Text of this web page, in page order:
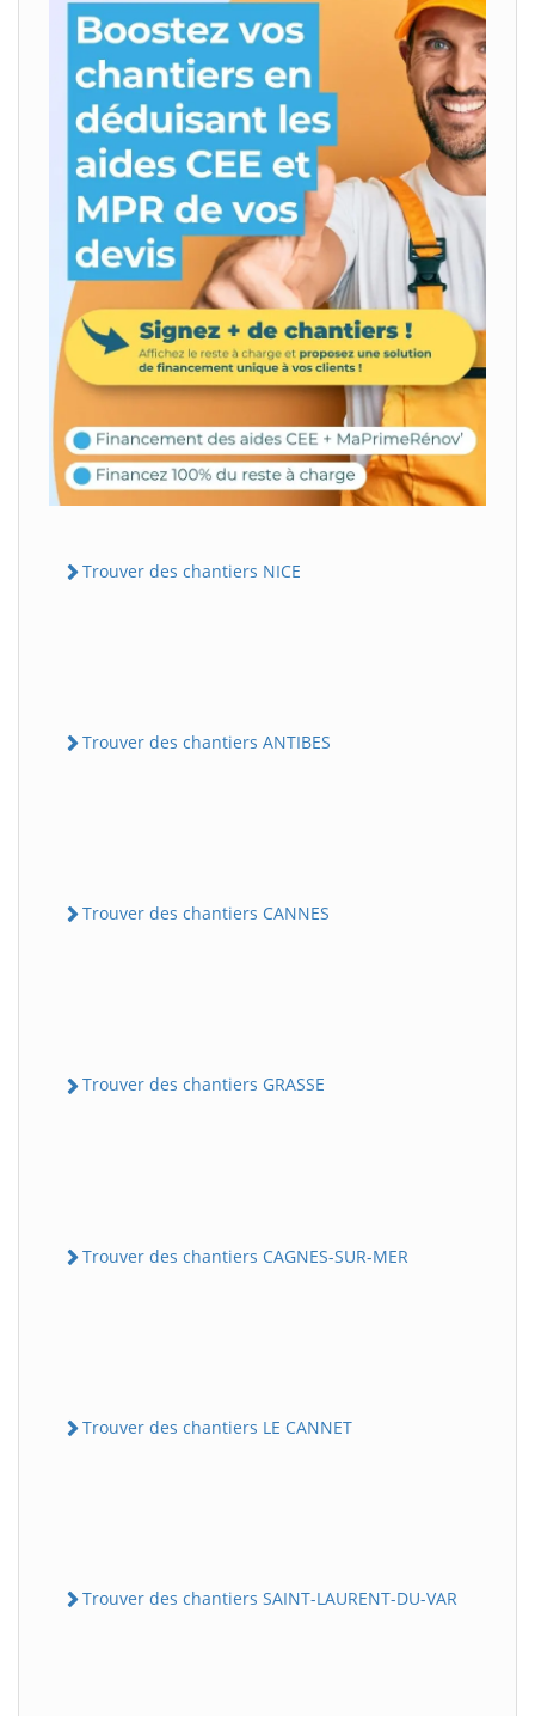
Trouver des chantiers NICE
Trouver des chantiers ANTIBES
Trouver des chantiers CANNES
Trouver des chantiers GRASSE
Trouver des chantiers CAGNES-SUR-MER
Trouver des chantiers LE CANNET
Trouver des chantiers SAINT-LAURENT-DU-VAR